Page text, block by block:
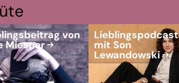
von
Miesner
Lieblingspodcast
mit Son
Lewandowski